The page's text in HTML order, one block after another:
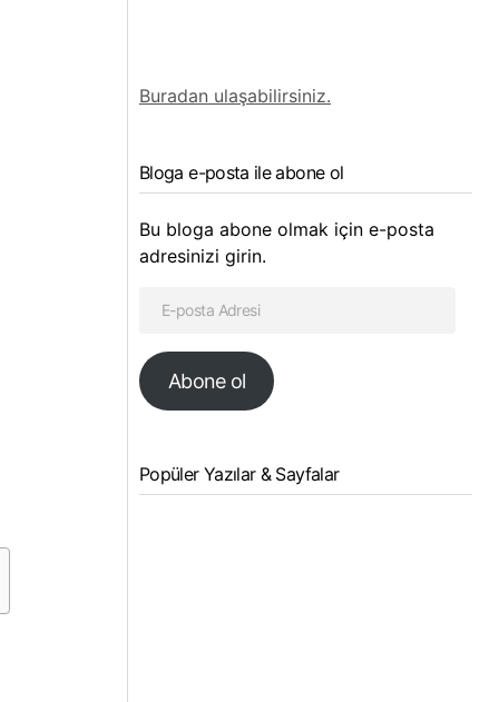
Buradan ulaşabilirsiniz.
Bloga e-posta ile abone ol
Bu bloga abone olmak için e-posta
adresinizi girin.
Abone ol
Popüler Yazılar & Sayfalar